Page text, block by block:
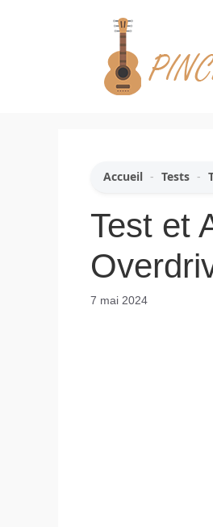
Accueil - Tests -
Test et
7 mai 2024